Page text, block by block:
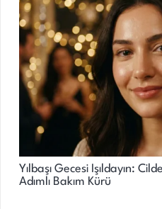
Yılbaşı Gecesi Işıldayın:
Adımlı Bakım Kürü